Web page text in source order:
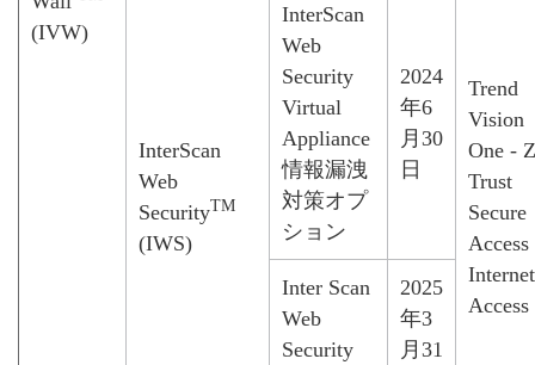
(IVW)
InterScan
Web
SecurityTM
(IWS)
InterScan
Web
Security
Virtual
Appliance
情報漏洩
対策オプ
ション
2024
年6
月30
日
Trend
Vision
One -
Trust
Secure
Access
Internet
Access
Inter Scan
Web
Security
2025
年3
月31